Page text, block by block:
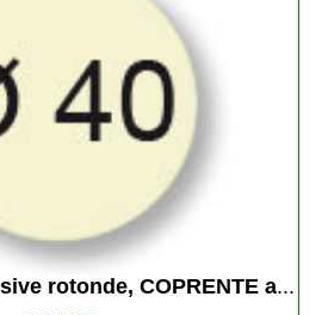
rotonde, COPRENTE a...